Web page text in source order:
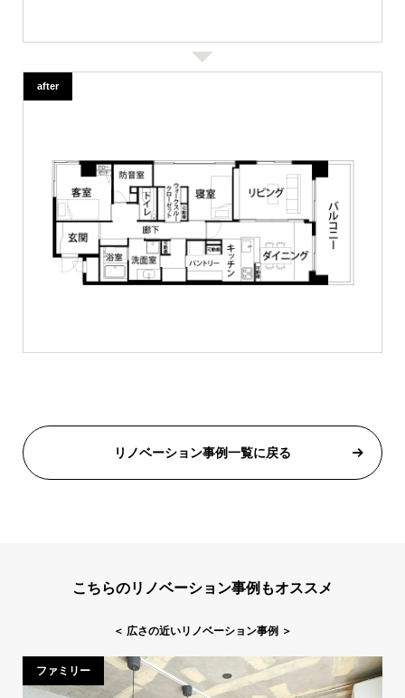
after
リノベーション事例一覧に戻る
こちらのリノベーション事例もオススメ
＜ 広さの近いリノベーション事例 ＞
ファミリー